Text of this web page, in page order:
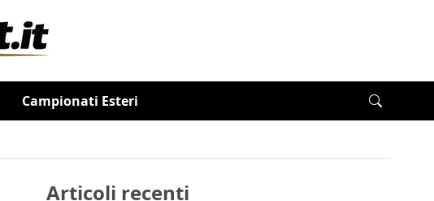
Campionati Esteri
Articoli recenti